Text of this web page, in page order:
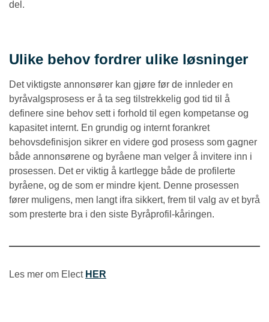
del.
Ulike behov fordrer ulike løsninger
Det viktigste annonsører kan gjøre før de innleder en
byråvalgsprosess er å ta seg tilstrekkelig god tid til å
definere sine behov sett i forhold til egen kompetanse og
kapasitet internt. En grundig og internt forankret
behovsdefinisjon sikrer en videre god prosess som gagner
både annonsørene og byråene man velger å invitere inn i
prosessen. Det er viktig å kartlegge både de profilerte
byråene, og de som er mindre kjent. Denne prosessen
fører muligens, men langt ifra sikkert, frem til valg av et byrå
som presterte bra i den siste Byråprofil-kåringen.
Les mer om Elect HER